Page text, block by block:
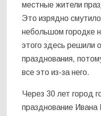
местные жители
Это изрядно
небольшом городке
этого здесь решили
празднования,
все это из-за него.
Через 30 лет город
празднование Ивана